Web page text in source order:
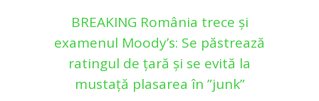
BREAKING România trece și
examenul Moody’s: Se păstrează
ratingul de țară și se evită la
mustață plasarea în ”junk”